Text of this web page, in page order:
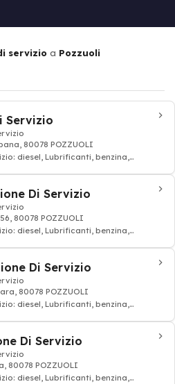
servizio a Pozzuoli
Servizio
80078 POZZUOLI
diesel, Lubrificanti, benzina,
Di Servizio
80078 POZZUOLI
diesel, Lubrificanti, benzina,
Di Servizio
80078 POZZUOLI
diesel, Lubrificanti, benzina,
Di Servizio
80078 POZZUOLI
diesel, Lubrificanti, benzina,